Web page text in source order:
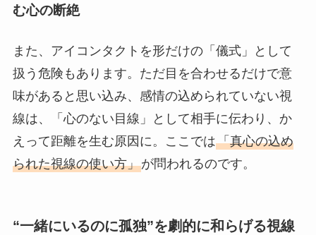
む心の断絶
また、アイコンタクトを形だけの「儀式」として
扱う危険もあります。ただ目を合わせるだけで意
味があると思い込み、感情の込められていない視
線は、「心のない目線」として相手に伝わり、か
えって距離を生む原因に。ここでは「真心の込め
られた視線の使い方」が問われるのです。
“一緒にいるのに孤独”を劇的に和らげる視線